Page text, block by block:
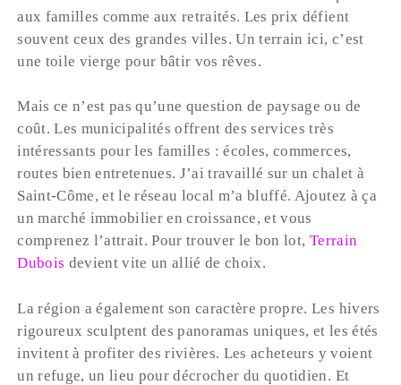
aux familles comme aux retraités. Les prix défient
souvent ceux des grandes villes. Un terrain ici, c’est
une toile vierge pour bâtir vos rêves.
Mais ce n’est pas qu’une question de paysage ou de
coût. Les municipalités offrent des services très
intéressants pour les familles : écoles, commerces,
routes bien entretenues. J’ai travaillé sur un chalet à
Saint-Côme, et le réseau local m’a bluffé. Ajoutez à ça
un marché immobilier en croissance, et vous
comprenez l’attrait. Pour trouver le bon lot, Terrain
Dubois devient vite un allié de choix.
La région a également son caractère propre. Les hivers
rigoureux sculptent des panoramas uniques, et les étés
invitent à profiter des rivières. Les acheteurs y voient
un refuge, un lieu pour décrocher du quotidien. Et